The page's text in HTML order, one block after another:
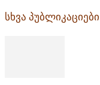
სხვა პუბლიკაციები